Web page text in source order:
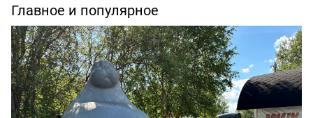
Главное и популярное